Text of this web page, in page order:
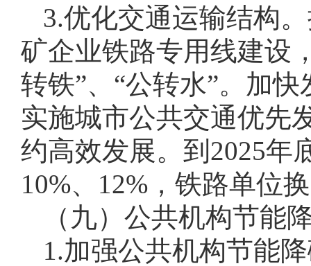
3.优化交通运输结构
矿企业铁路专用线建设
转铁”、“公转水”。加
实施城市公共交通优先
约高效发展。到2025年
10%、12%，铁路单位
（九）公共机构节能
1.加强公共机构节能